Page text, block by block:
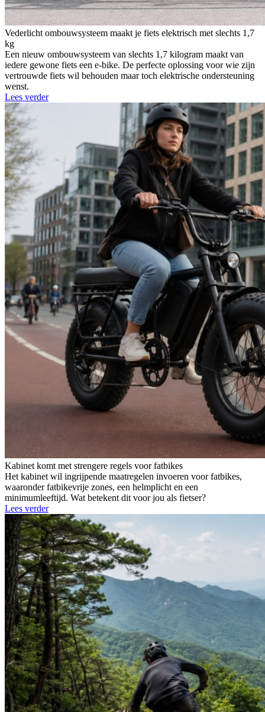
Vederlicht ombouwsysteem maakt je fiets elektrisch met slechts 1,7
kg
Een nieuw ombouwsysteem van slechts 1,7 kilogram maakt van
iedere gewone fiets een e-bike. De perfecte oplossing voor wie zijn
vertrouwde fiets wil behouden maar toch elektrische ondersteuning
wenst.
Lees verder
Kabinet komt met strengere regels voor fatbikes
Het kabinet wil ingrijpende maatregelen invoeren voor fatbikes,
waaronder fatbikevrije zones, een helmplicht en een
minimumleeftijd. Wat betekent dit voor jou als fietser?
Lees verder